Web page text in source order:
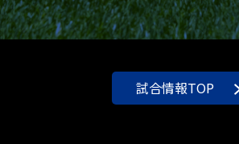
試合情報TOP